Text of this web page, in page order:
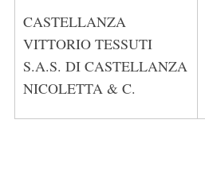
CASTELLANZA
VITTORIO TESSUTI
S.A.S. DI CASTELLANZA
NICOLETTA & C.